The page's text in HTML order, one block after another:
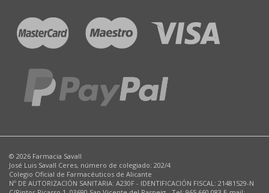
© 2026 Farmacia Savall
José Luis Savall Ceres, número de colegiado: 202/4
Colegio Oficial de Farmacéuticos de Alicante
Nº DE AUTORIZACIÓN SANITARIA: A230F - IDENTIFICACIÓN FISCAL: 21481529-N